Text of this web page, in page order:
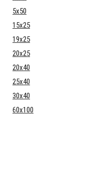
5x50
15x25
19x25
20x25
20x40
25x40
30x40
60x100